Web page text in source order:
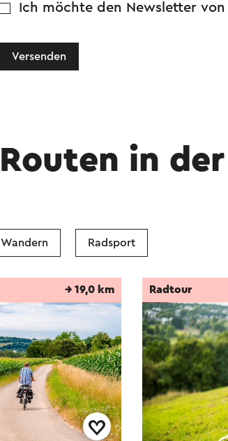
Ich möchte den Newsletter
Versenden
Routen in
Wandern Radsport
→ 19,0 km Radtour